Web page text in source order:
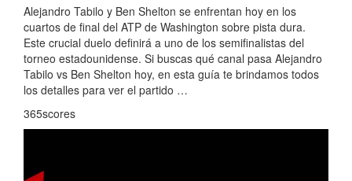
Alejandro Tabilo y Ben Shelton se enfrentan hoy en los
cuartos de final del ATP de Washington sobre pista dura.
Este crucial duelo definirá a uno de los semifinalistas del
torneo estadounidense. Si buscas qué canal pasa Alejandro
Tabilo vs Ben Shelton hoy, en esta guía te brindamos todos
los detalles para ver el partido …
365scores